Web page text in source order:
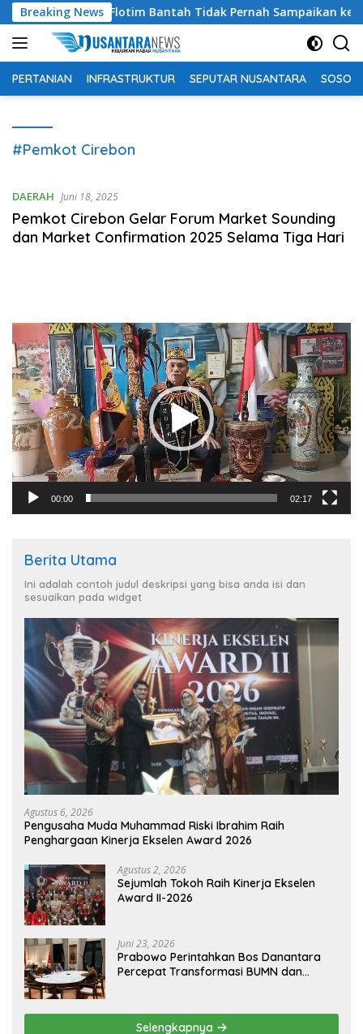
Langsung
ke
konten
Breaking News
Disbunter Flotim Bantah Tidak Pernah Sampaikan ke DPRD
PERTANIAN INFRASTRUKTUR SEPUTAR NUSANTARA SOSOK
#Pemkot Cirebon
DAERAH Juni 18, 2025
Pemkot Cirebon Gelar Forum Market Sounding
dan Market Confirmation 2025 Selama Tiga Hari
Pemutar
Video
00:00 02:17
Berita Utama
Ini adalah contoh judul deskripsi yang bisa anda isi dan
sesuaikan pada widget
Agustus 6, 2026
Pengusaha Muda Muhammad Riski Ibrahim Raih
Penghargaan Kinerja Ekselen Award 2026
Agustus 2, 2026
Sejumlah Tokoh Raih Kinerja Ekselen
Award II-2026
Juni 23, 2026
Prabowo Perintahkan Bos Danantara
Percepat Transformasi BUMN dan
Selengkapnya